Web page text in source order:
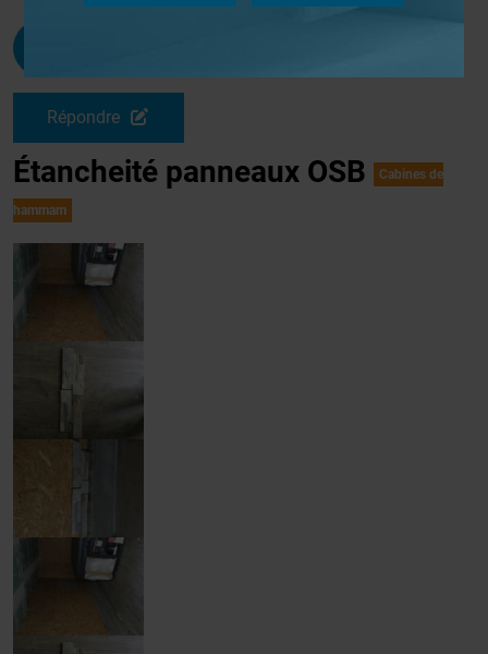
Répondre
Étancheité panneaux OSB Cabines de
hammam